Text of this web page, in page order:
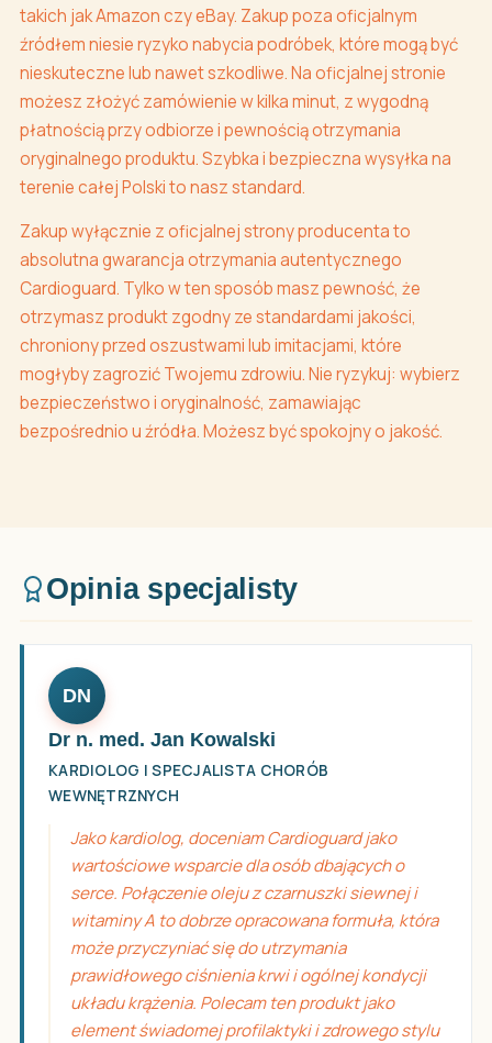
takich jak Amazon czy eBay. Zakup poza oficjalnym
źródłem niesie ryzyko nabycia podróbek, które mogą być
nieskuteczne lub nawet szkodliwe. Na oficjalnej stronie
możesz złożyć zamówienie w kilka minut, z wygodną
płatnością przy odbiorze i pewnością otrzymania
oryginalnego produktu. Szybka i bezpieczna wysyłka na
terenie całej Polski to nasz standard.
Zakup wyłącznie z oficjalnej strony producenta to
absolutna gwarancja otrzymania autentycznego
Cardioguard. Tylko w ten sposób masz pewność, że
otrzymasz produkt zgodny ze standardami jakości,
chroniony przed oszustwami lub imitacjami, które
mogłyby zagrozić Twojemu zdrowiu. Nie ryzykuj: wybierz
bezpieczeństwo i oryginalność, zamawiając
bezpośrednio u źródła. Możesz być spokojny o jakość.
Opinia specjalisty
DN
Dr n. med. Jan Kowalski
KARDIOLOG I SPECJALISTA CHORÓB
WEWNĘTRZNYCH
Jako kardiolog, doceniam Cardioguard jako
wartościowe wsparcie dla osób dbających o
serce. Połączenie oleju z czarnuszki siewnej i
witaminy A to dobrze opracowana formuła, która
może przyczyniać się do utrzymania
prawidłowego ciśnienia krwi i ogólnej kondycji
układu krążenia. Polecam ten produkt jako
element świadomej profilaktyki i zdrowego stylu